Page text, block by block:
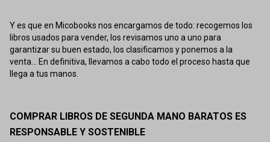
Y es que en Micobooks nos encargamos de todo: recogemos los
libros usados para vender, los revisamos uno a uno para
garantizar su buen estado, los clasificamos y ponemos a la
venta... En definitiva, llevamos a cabo todo el proceso hasta que
llega a tus manos.
COMPRAR LIBROS DE SEGUNDA MANO BARATOS ES
RESPONSABLE Y SOSTENIBLE